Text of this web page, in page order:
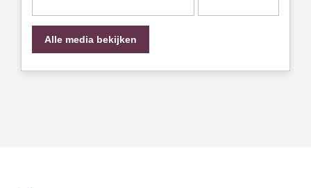
Alle media bekijken